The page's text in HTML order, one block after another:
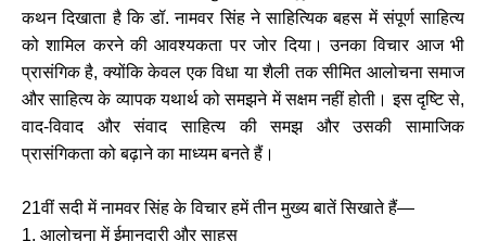
कथन दिखाता है कि डॉ. नामवर सिंह ने साहित्यिक बहस में संपूर्ण साहित्य
को शामिल करने की आवश्यकता पर जोर दिया। उनका विचार आज भी
प्रासंगिक है, क्योंकि केवल एक विधा या शैली तक सीमित आलोचना समाज
और साहित्य के व्यापक यथार्थ को समझने में सक्षम नहीं होती। इस दृष्टि से,
वाद-विवाद और संवाद साहित्य की समझ और उसकी सामाजिक
प्रासंगिकता को बढ़ाने का माध्यम बनते हैं।
21वीं सदी में नामवर सिंह के विचार हमें तीन मुख्य बातें सिखाते हैं—
1. आलोचना में ईमानदारी और साहस